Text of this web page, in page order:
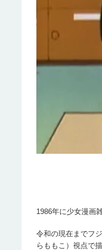
1986年に少女漫画
令和の現在までフ
らももこ）視点で